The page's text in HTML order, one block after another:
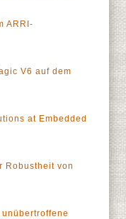
ARRI-
V6 auf dem
at Embedded
Robustheit von